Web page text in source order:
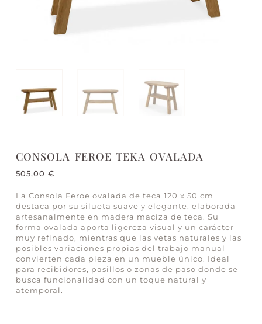
CONSOLA FEROE TEKA OVALADA
505,00 €
La Consola Feroe ovalada de teca 120 x 50 cm
destaca por su silueta suave y elegante, elaborada
artesanalmente en madera maciza de teca. Su
forma ovalada aporta ligereza visual y un carácter
muy refinado, mientras que las vetas naturales y las
posibles variaciones propias del trabajo manual
convierten cada pieza en un mueble único. Ideal
para recibidores, pasillos o zonas de paso donde se
busca funcionalidad con un toque natural y
atemporal.